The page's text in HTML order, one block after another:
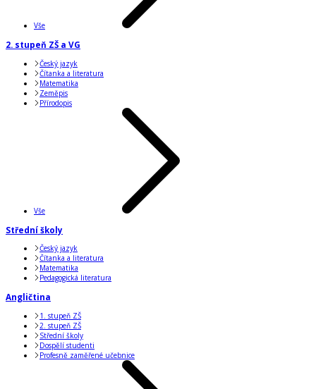
Vše
2. stupeň ZŠ a VG
Český jazyk
Čítanka a literatura
Matematika
Zeměpis
Přírodopis
Vše
Střední školy
Český jazyk
Čítanka a literatura
Matematika
Pedagogická literatura
Angličtina
1. stupeň ZŠ
2. stupeň ZŠ
Střední školy
Dospělí studenti
Profesně zaměřené učebnice